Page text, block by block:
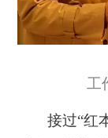
工
接过“红本